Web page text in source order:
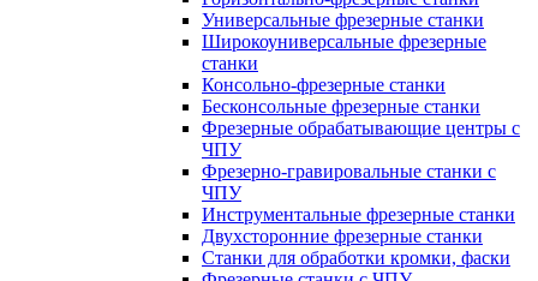
Универсальные фрезерные станки
Широкоуниверсальные фрезерные
станки
Консольно-фрезерные станки
Бесконсольные фрезерные станки
Фрезерные обрабатывающие центры с
ЧПУ
Фрезерно-гравировальные станки с
ЧПУ
Инструментальные фрезерные станки
Двухсторонние фрезерные станки
Станки для обработки кромки, фаски